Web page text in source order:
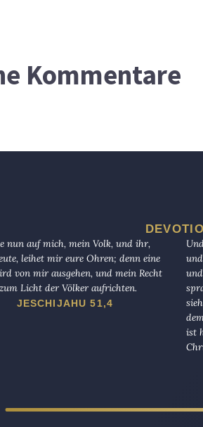
Kommentare
nun auf mich, mein Volk, und ihr,
leihet mir eure Ohren; denn eine
von mir ausgehen, und mein Recht
Licht der Völker aufrichten.
JESCHIJAHU 51,4
ist